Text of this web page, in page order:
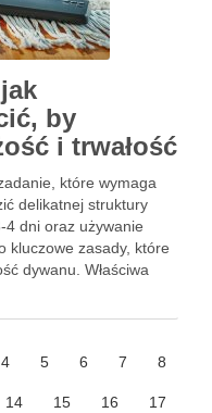
by
i trwałość
które wymaga
delikatnej struktury
4 dni oraz używanie
kluczowe zasady, które
dywanu. Właściwa
dywanu, ale także
4 5 6 7 8
14 15 16 17